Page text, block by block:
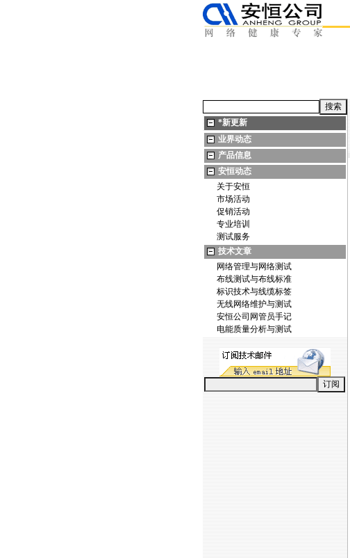
*新更新
业界动态
产品信息
安恒动态
关于安恒
市场活动
促销活动
专业培训
测试服务
技术文章
网络管理与网络测试
布线测试与布线标准
标识技术与线缆标签
无线网络维护与测试
安恒公司网管员手记
电能质量分析与测试